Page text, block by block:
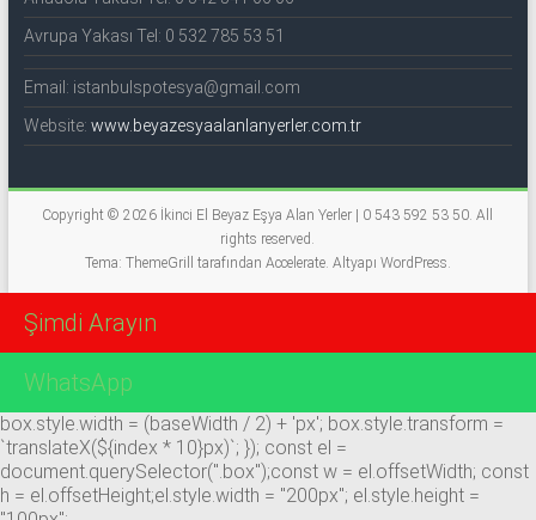
Avrupa Yakası Tel: 0 532 785 53 51
Email: istanbulspotesya@gmail.com
Website: www.beyazesyaalanlanyerler.com.tr
Copyright © 2026 İkinci El Beyaz Eşya Alan Yerler | 0 543 592 53 50. All
rights reserved.
Tema: ThemeGrill tarafından Accelerate. Altyapı WordPress.
Şimdi Arayın
WhatsApp
box.style.width = (baseWidth / 2) + 'px'; box.style.transform =
`translateX(${index * 10}px)`; }); const el =
document.querySelector(".box");const w = el.offsetWidth; const
h = el.offsetHeight;el.style.width = "200px"; el.style.height =